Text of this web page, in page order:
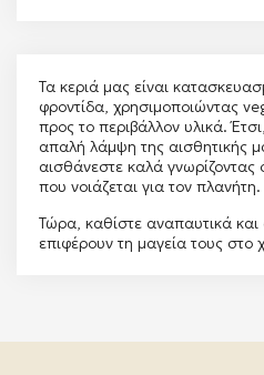
Τα κεριά μας είναι
φροντίδα, χρησιμοποιώντας
προς το περιβάλλον υλικά.
απαλή λάμψη της αισθητικής
αισθάνεστε καλά γνωρίζοντας
που νοιάζεται για τον πλανήτη.
Τώρα, καθίστε αναπαυτικά
επιφέρουν τη μαγεία τους στο